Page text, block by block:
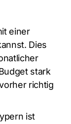
einer
Dies
stark
richtig
ist